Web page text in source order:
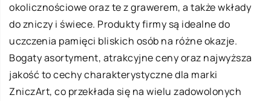
okolicznościowe oraz te z grawerem, a także wkłady
do zniczy i świece. Produkty firmy są idealne do
uczczenia pamięci bliskich osób na różne okazje.
Bogaty asortyment, atrakcyjne ceny oraz najwyższa
jakość to cechy charakterystyczne dla marki
ZniczArt, co przekłada się na wielu zadowolonych